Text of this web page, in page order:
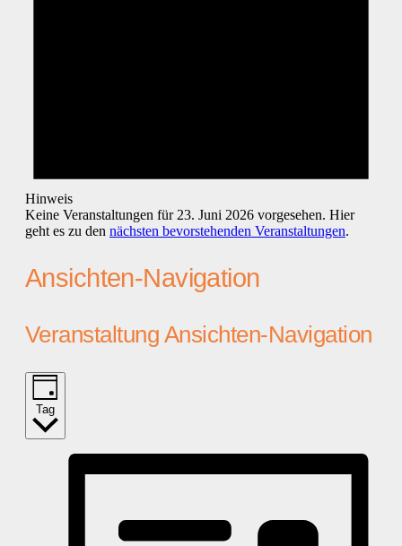
Hinweis
Keine Veranstaltungen für 23. Juni 2026 vorgesehen. Hier
geht es zu den nächsten bevorstehenden Veranstaltungen.
Ansichten-Navigation
Veranstaltung Ansichten-Navigation
Tag